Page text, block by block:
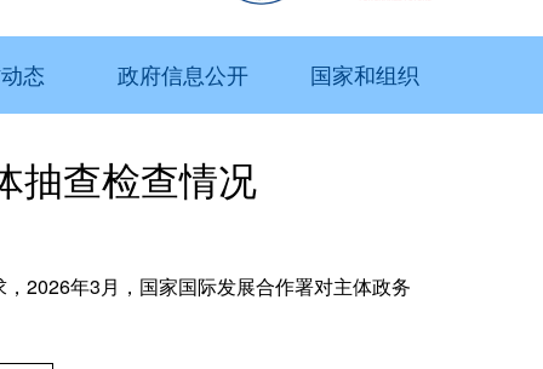
态 政府信息公开 国家和组织
抽查检查情况
2026年3月，国家国际发展合作署对主体政务